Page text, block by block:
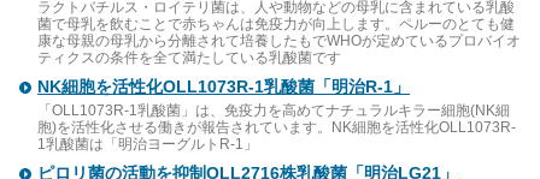
ラクトバチルス・ロイテリ菌は、人や動物などの母乳に含まれている乳酸
菌で母乳を飲むことで赤ちゃんは免疫力が向上します。ペルーのとても健
康な母親の母乳から分離されて培養したもでWHOが定めているプロバイオ
ティクスの条件を全て満たしている乳酸菌です
NK細胞を活性化OLL1073R-1乳酸菌「明治R-1」
「OLL1073R-1乳酸菌」は、免疫力を高めてナチュラルキラー細胞(NK細
胞)を活性化させる働きが報告されています。NK細胞を活性化OLL1073R-
1乳酸菌は「明治ヨーグルトR-1」
ピロリ菌の活動を抑制OLL2716株乳酸菌「明治LG21」